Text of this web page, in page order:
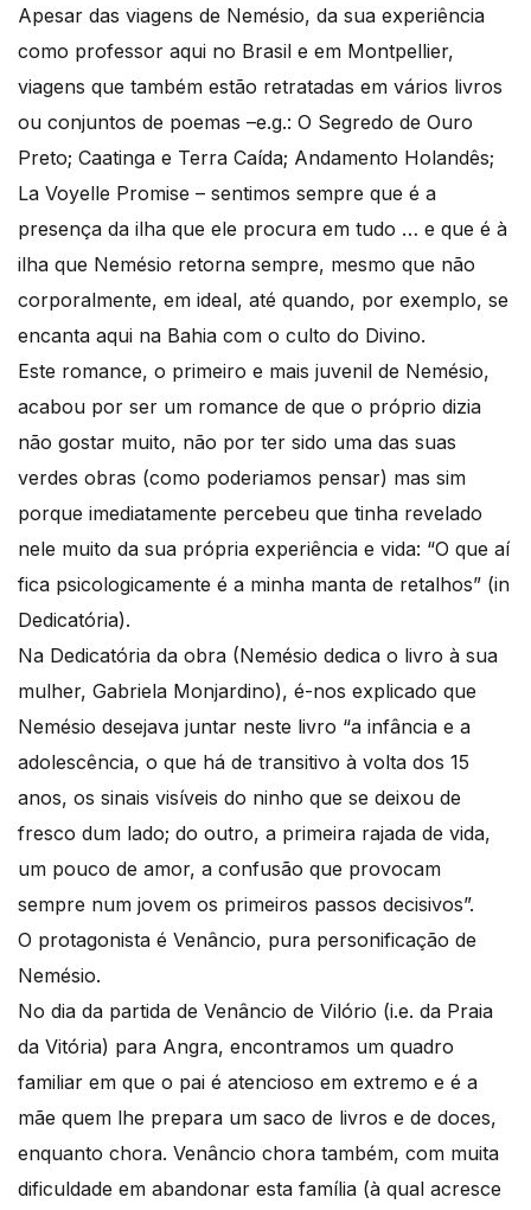
Apesar das viagens de Nemésio, da sua experiência
como professor aqui no Brasil e em Montpellier,
viagens que também estão retratadas em vários livros
ou conjuntos de poemas –e.g.: O Segredo de Ouro
Preto; Caatinga e Terra Caída; Andamento Holandês;
La Voyelle Promise – sentimos sempre que é a
presença da ilha que ele procura em tudo … e que é à
ilha que Nemésio retorna sempre, mesmo que não
corporalmente, em ideal, até quando, por exemplo, se
encanta aqui na Bahia com o culto do Divino.
Este romance, o primeiro e mais juvenil de Nemésio,
acabou por ser um romance de que o próprio dizia
não gostar muito, não por ter sido uma das suas
verdes obras (como poderiamos pensar) mas sim
porque imediatamente percebeu que tinha revelado
nele muito da sua própria experiência e vida: “O que aí
fica psicologicamente é a minha manta de retalhos” (in
Dedicatória).
Na Dedicatória da obra (Nemésio dedica o livro à sua
mulher, Gabriela Monjardino), é-nos explicado que
Nemésio desejava juntar neste livro “a infância e a
adolescência, o que há de transitivo à volta dos 15
anos, os sinais visíveis do ninho que se deixou de
fresco dum lado; do outro, a primeira rajada de vida,
um pouco de amor, a confusão que provocam
sempre num jovem os primeiros passos decisivos”.
O protagonista é Venâncio, pura personificação de
Nemésio.
No dia da partida de Venâncio de Vilório (i.e. da Praia
da Vitória) para Angra, encontramos um quadro
familiar em que o pai é atencioso em extremo e é a
mãe quem lhe prepara um saco de livros e de doces,
enquanto chora. Venâncio chora também, com muita
dificuldade em abandonar esta família (à qual acresce